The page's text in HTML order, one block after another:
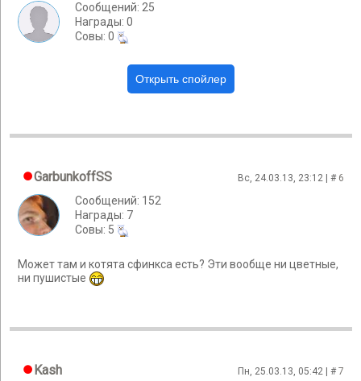
Сообщений: 25
Награды: 0
Cовы: 0
GarbunkoffSS Вс, 24.03.13, 23:12 | # 6
Сообщений: 152
Награды: 7
Cовы: 5
Может там и котята сфинкса есть? Эти вообще ни цветные,
ни пушистые
Kash Пн, 25.03.13, 05:42 | #7